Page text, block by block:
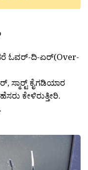
ಓವರ್-ದಿ-ಏರ್(Over-
ಕೈಗಡಿಯಾರ
ಕೇಳಿರುತ್ತೀರಿ.